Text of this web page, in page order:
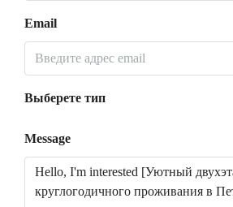
Email
Выберете тип
Message